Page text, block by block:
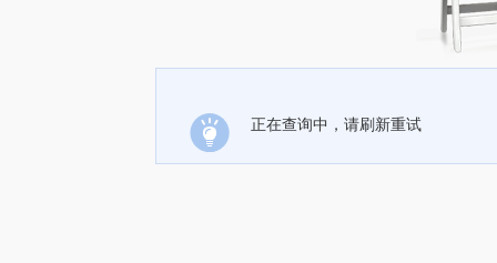
正在查询中，请刷新重试